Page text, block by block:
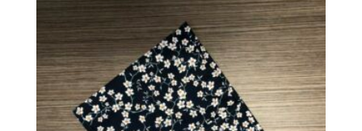
34,90€
54,90€